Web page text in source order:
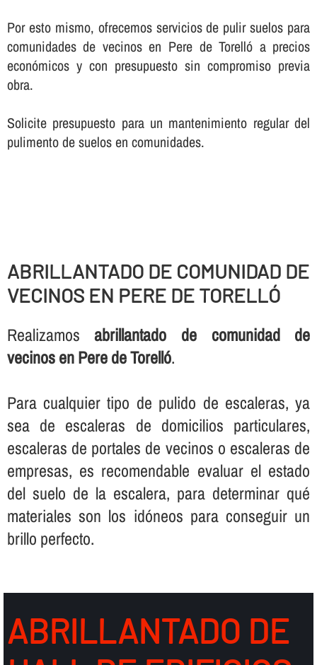
Por esto mismo, ofrecemos servicios de pulir suelos para
comunidades de vecinos en Pere de Torelló a precios
económicos y con presupuesto sin compromiso previa
obra.
Solicite presupuesto para un mantenimiento regular del
pulimento de suelos en comunidades.
ABRILLANTADO DE COMUNIDAD DE
VECINOS EN PERE DE TORELLÓ
Realizamosabrillantado de comunidad de
vecinos en Pere de Torelló.
Para cualquier tipo de pulido de escaleras, ya
sea de escaleras de domicilios particulares,
escaleras de portales de vecinos o escaleras de
empresas, es recomendable evaluar el estado
del suelo de la escalera, para determinar qué
materiales son los idóneos para conseguir un
brillo perfecto.
ABRILLANTADO DE